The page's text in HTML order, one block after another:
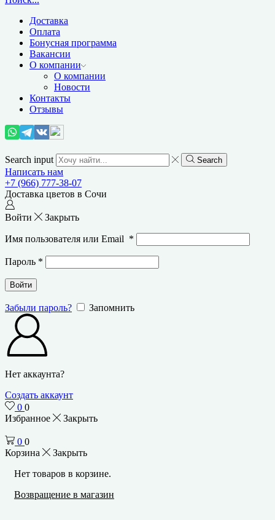
Доставка
Оплата
Бонусная программа
Вакансии
О компании
О компании
Новости
Контакты
Отзывы
Search input Search
Написать нам
+7 (966) 777-38-07
Доставка цветов в Сочи
Войти Закрыть
Имя пользователя или Email *
Пароль *
Войти
Забыли пароль? Запомнить
Нет аккаунта?
Создать аккаунт
0 0
Избранное
Закрыть
0 0
Корзина
Закрыть
Нет товаров в корзине.
Возвращение в магазин